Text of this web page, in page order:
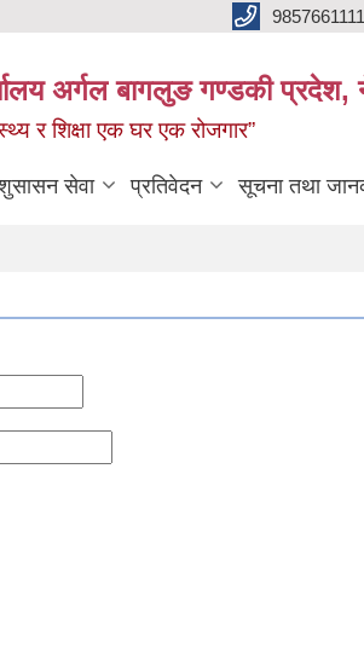
अर्गल बागलुङ गण्डकी प्रदेश,
र शिक्षा एक घर एक रोजगार”
सेवा प्रतिवेदन सूचना तथा